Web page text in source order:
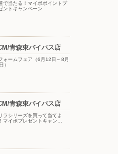
店
で当たる！マイボポイントプ
ントキャンペーン
青森東バイパス店
ォームフェア（6月12日～8月
）
青森東バイパス店
ラシリーズを買って当てよ
マイボプレゼントキャン…